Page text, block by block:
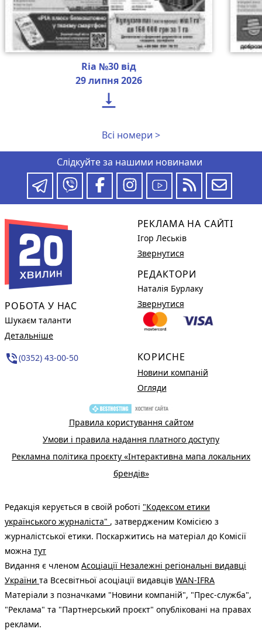
Ria №30 від
29 липня 2026

Всі номери >
Слідкуйте за нашими новинами
РОБОТА У НАС
Шукаєм таланти
Детальніше
phone_in_talk(0352) 43-00-50
РЕКЛАМА НА САЙТІ
Ігор Леськів
Звернутися
РЕДАКТОРИ
Наталія Бурлаку
Звернутися
КОРИСНЕ
Новини компаній
Огляди
Правила користування сайтом
Умови і правила надання платного доступу
Рекламна політика проєкту «Інтерактивна мапа локальних
брендів»
Редакція керується в своїй роботі "Кодексом етики
українського журналіста" , затвердженим Комісією з
журналістської етики. Поскаржитись на матеріал до Комісії
можна тут
Видання є членом Асоціації Незалежні регіональні видавці
України та Всесвітньої асоціації видавців WAN-IFRA
Матеріали з позначками "Новини компаній", "Прес-служба",
"Реклама" та "Партнерський проєкт" опубліковані на правах
реклами.